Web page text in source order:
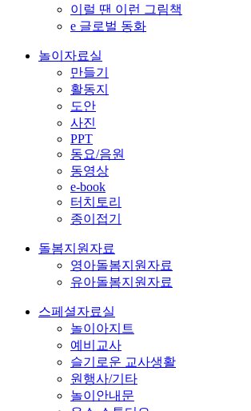
이럴 땐 이런 그림책
e 글로벌 동화
놀이자료실
만들기
활동지
도안
사진
PPT
동요/음원
동영상
e-book
터치토리
종이접기
돌봄지원자료
영아돌봄지원자료
유아돌봄지원자료
스페셜자료실
놀이아지트
예비교사
슬기로운 교사생활
원행사/기타
놀이안내문